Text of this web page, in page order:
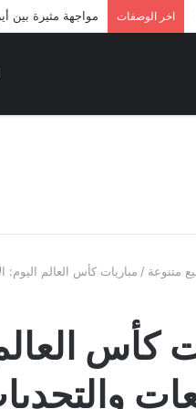
اخر الوصفات مواجهة مثيرة بين
متنوعة / مباريات كأس العالم اليوم:
كأس